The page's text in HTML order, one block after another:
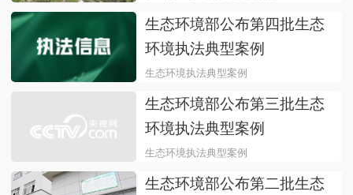
生态环境部公布第四批生态
环境执法典型案例
生态环境执法典型案例
生态环境部公布第三批生态
环境执法典型案例
生态环境执法典型案例
生态环境部公布第二批生态